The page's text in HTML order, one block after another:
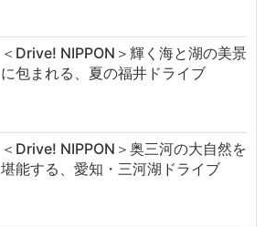
＜Drive! NIPPON＞輝く海と湖の美景
に包まれる、夏の福井ドライブ
＜Drive! NIPPON＞奥三河の大自然を
堪能する、愛知・三河湖ドライブ